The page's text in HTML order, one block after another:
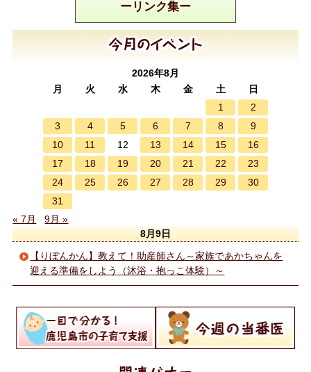
ーリンク集ー
2026年8月
月
火 水 木 金 土
日
1
2
3
4 5 6 7 8
9
10
11 12 13 14 15
16
17
18 19 20 21 22
23
24
25 26 27 28 29
30
31
« 7月
9月 »
8月9日
【りぼんかん】教えて！助産師さん～家族であかちゃんを
迎える準備をしよう（沐浴・抱っこ体験）～